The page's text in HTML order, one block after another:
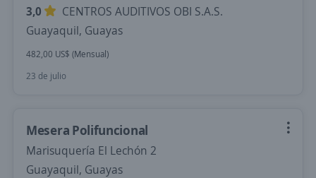
3,0
CENTROS AUDITIVOS OBI S.A.S.
Guayaquil, Guayas
482,00 US$ (Mensual)
23 de julio
Mesera Polifuncional
Marisuquería El Lechón 2
Guayaquil, Guayas